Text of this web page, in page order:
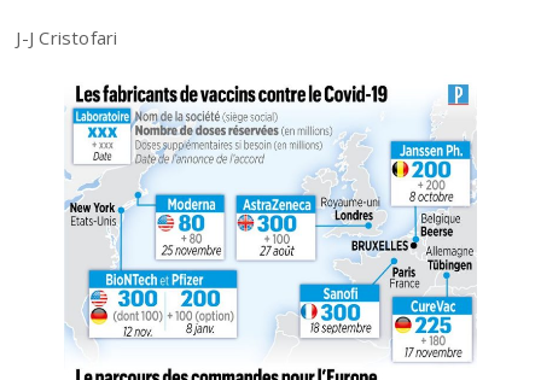
J-J Cristofari